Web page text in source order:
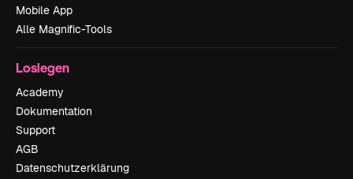
Mobile App
Alle Magnific-Tools
Loslegen
Academy
Dokumentation
Support
AGB
Datenschutzerklärung